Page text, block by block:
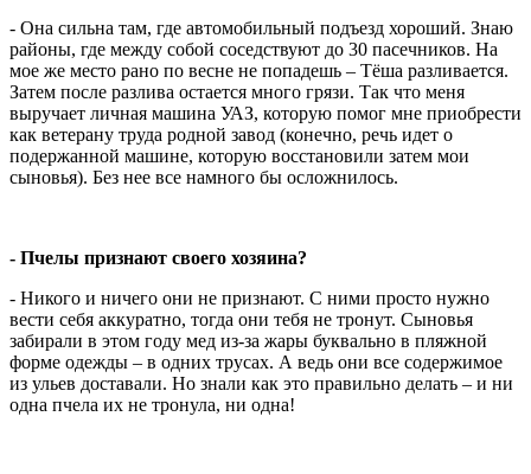
- Она сильна там, где автомобильный подъезд хороший. Знаю
районы, где между собой соседствуют до 30 пасечников. На
мое же место рано по весне не попадешь – Тёша разливается.
Затем после разлива остается много грязи. Так что меня
выручает личная машина УАЗ, которую помог мне приобрести
как ветерану труда родной завод (конечно, речь идет о
подержанной машине, которую восстановили затем мои
сыновья). Без нее все намного бы осложнилось.
- Пчелы признают своего хозяина?
- Никого и ничего они не признают. С ними просто нужно
вести себя аккуратно, тогда они тебя не тронут. Сыновья
забирали в этом году мед из-за жары буквально в пляжной
форме одежды – в одних трусах. А ведь они все содержимое
из ульев доставали. Но знали как это правильно делать – и ни
одна пчела их не тронула, ни одна!